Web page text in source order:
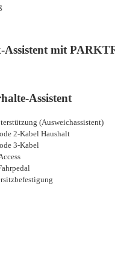
mit
Assistent
(Ausweichassistent)
2-Kabel Haushalt
3-Kabel